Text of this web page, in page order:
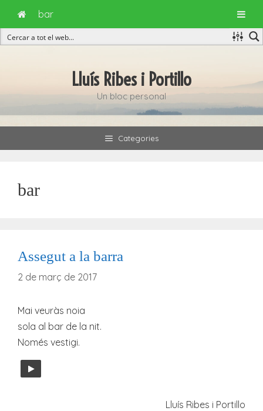
Lluís Ribes i Portillo
Un bloc personal
Categories
bar
Assegut a la barra
2 de març de 2017
Mai veuràs noia
sola al bar de la nit.
Només vestigi.
Lluís Ribes i Portillo
bar